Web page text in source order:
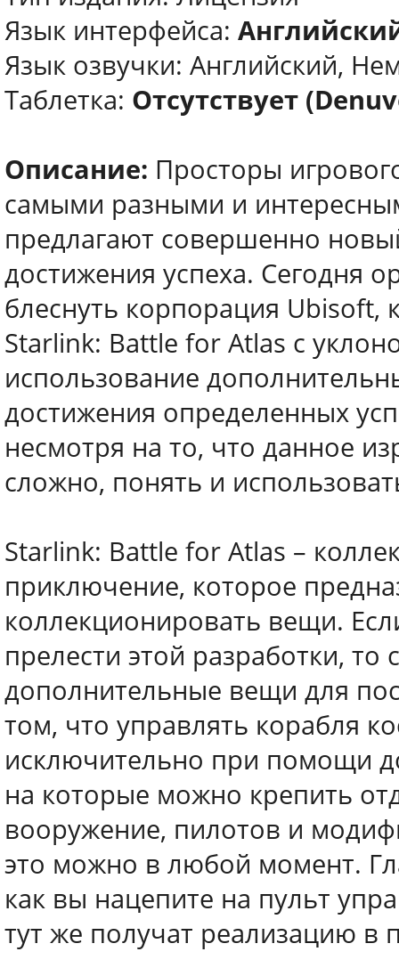
Язык интерфейса:
Язык озвучки: Английский,
Таблетка: Отсутствует
Описание: Просторы
самыми разными и
предлагают совершенно
достижения успеха. Сегодня
блеснуть корпорация Ubisoft,
Starlink: Battle for Atlas с
использование
достижения определенных
несмотря на то, что данное
сложно, понять и
Starlink: Battle for Atlas –
приключение, которое
коллекционировать вещи.
прелести этой разработки, то
дополнительные вещи для
том, что управлять корабля
исключительно при помощи
на которые можно крепить
вооружение, пилотов и
это можно в любой момент.
как вы нацепите на пульт
тут же получат реализацию в